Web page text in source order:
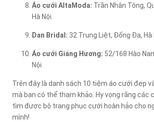
Áo cưới AltaModa: Trần Nhân Tông,
Hà Nội
Dan Bridal: 32 Trung Liệt, Đống Đa, Hà
Áo cưới Giáng Hương: 52/168 Hào
Nội
Trên đây là danh sách 10 tiệm áo cưới đẹp
mà bạn có thể tham khảo. Hy vọng rằng các
tìm được bộ trang phục cưới hoàn hảo cho
mình!